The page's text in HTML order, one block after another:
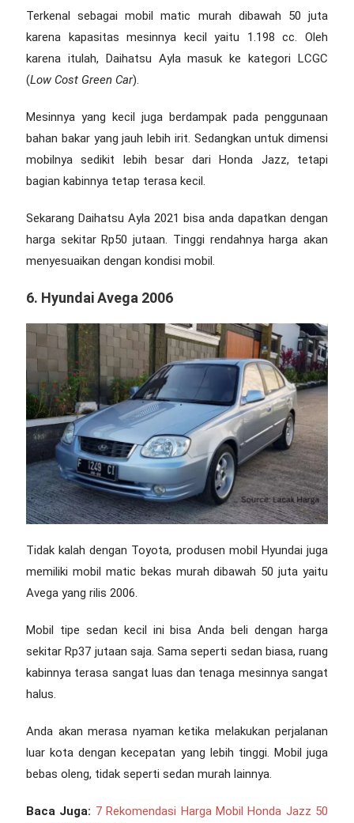
Terkenal sebagaimobil matic murah dibawah 50 juta
karena kapasitas mesinnya kecil yaitu 1.198 cc. Oleh
karena itulah, Daihatsu Ayla masuk ke kategori LCGC
(Low Cost Green Car).
Mesinnya yang kecil juga berdampak pada penggunaan
bahan bakar yang jauh lebih irit. Sedangkan untuk dimensi
mobilnya sedikit lebih besar dari Honda Jazz, tetapi
bagian kabinnya tetap terasa kecil.
Sekarang Daihatsu Ayla 2021 bisa anda dapatkan dengan
harga sekitar Rp50 jutaan. Tinggi rendahnya harga akan
menyesuaikan dengan kondisi mobil.
6. Hyundai Avega 2006
Tidak kalah dengan Toyota, produsen mobil Hyundai juga
memiliki mobil matic bekas murah dibawah 50 juta yaitu
Avega yang rilis 2006.
Mobil tipe sedan kecil ini bisa Anda beli dengan harga
sekitar Rp37 jutaan saja. Sama seperti sedan biasa, ruang
kabinnya terasa sangat luas dan tenaga mesinnya sangat
halus.
Anda akan merasa nyaman ketika melakukan perjalanan
luar kota dengan kecepatan yang lebih tinggi. Mobil juga
bebas oleng, tidak seperti sedan murah lainnya.
Baca Juga: 7 Rekomendasi Harga Mobil Honda Jazz 50